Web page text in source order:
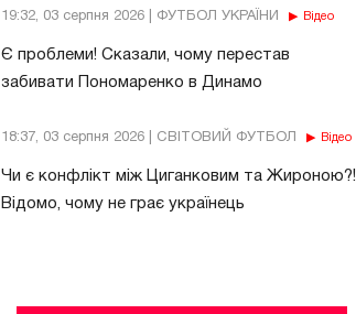
19:32, 03 серпня 2026 | ФУТБОЛ УКРАЇНИ Відео
Є проблеми! Сказали, чому перестав
забивати Пономаренко в Динамо
18:37, 03 серпня 2026 | СВІТОВИЙ ФУТБОЛ Відео
Чи є конфлікт між Циганковим та Жироною?!
Відомо, чому не грає українець